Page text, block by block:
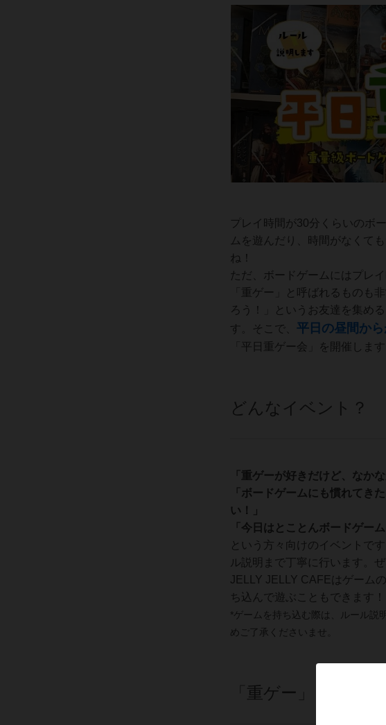
プレイ時間が30分くらいのボ
ムを遊んだり、時間がなくて
ね！
ただ、ボードゲームにはプレ
「重ゲー」と呼ばれるものも
ろう！」というお友達を集め
す。そこで、 平日の昼間か
「平日重ゲー会」を開催します
どんなイベント？
「重ゲーが好きだけど、なか
「ボードゲームにも慣れてき
い！」
「今日はとことんボードゲー
という方々向けのイベントで
ル説明まで丁寧に行います。
JELLY JELLY CAFEはゲーム
ち込んで遊ぶこともできます！
*ゲームを持ち込む際は、ルール説
めご了承くださいませ。
「重ゲー」とは